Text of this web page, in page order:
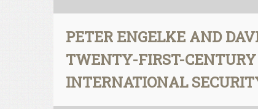
PETER ENGELKE AND
TWENTY-FIRST-
INTERNATIONAL